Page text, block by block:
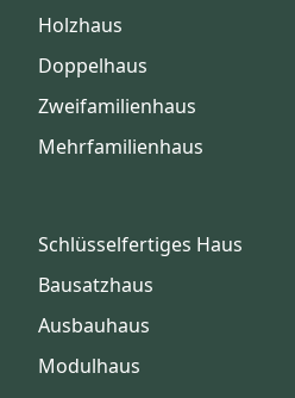
Holzhaus
Doppelhaus
Zweifamilienhaus
Mehrfamilienhaus
Schlüsselfertiges Haus
Bausatzhaus
Ausbauhaus
Modulhaus